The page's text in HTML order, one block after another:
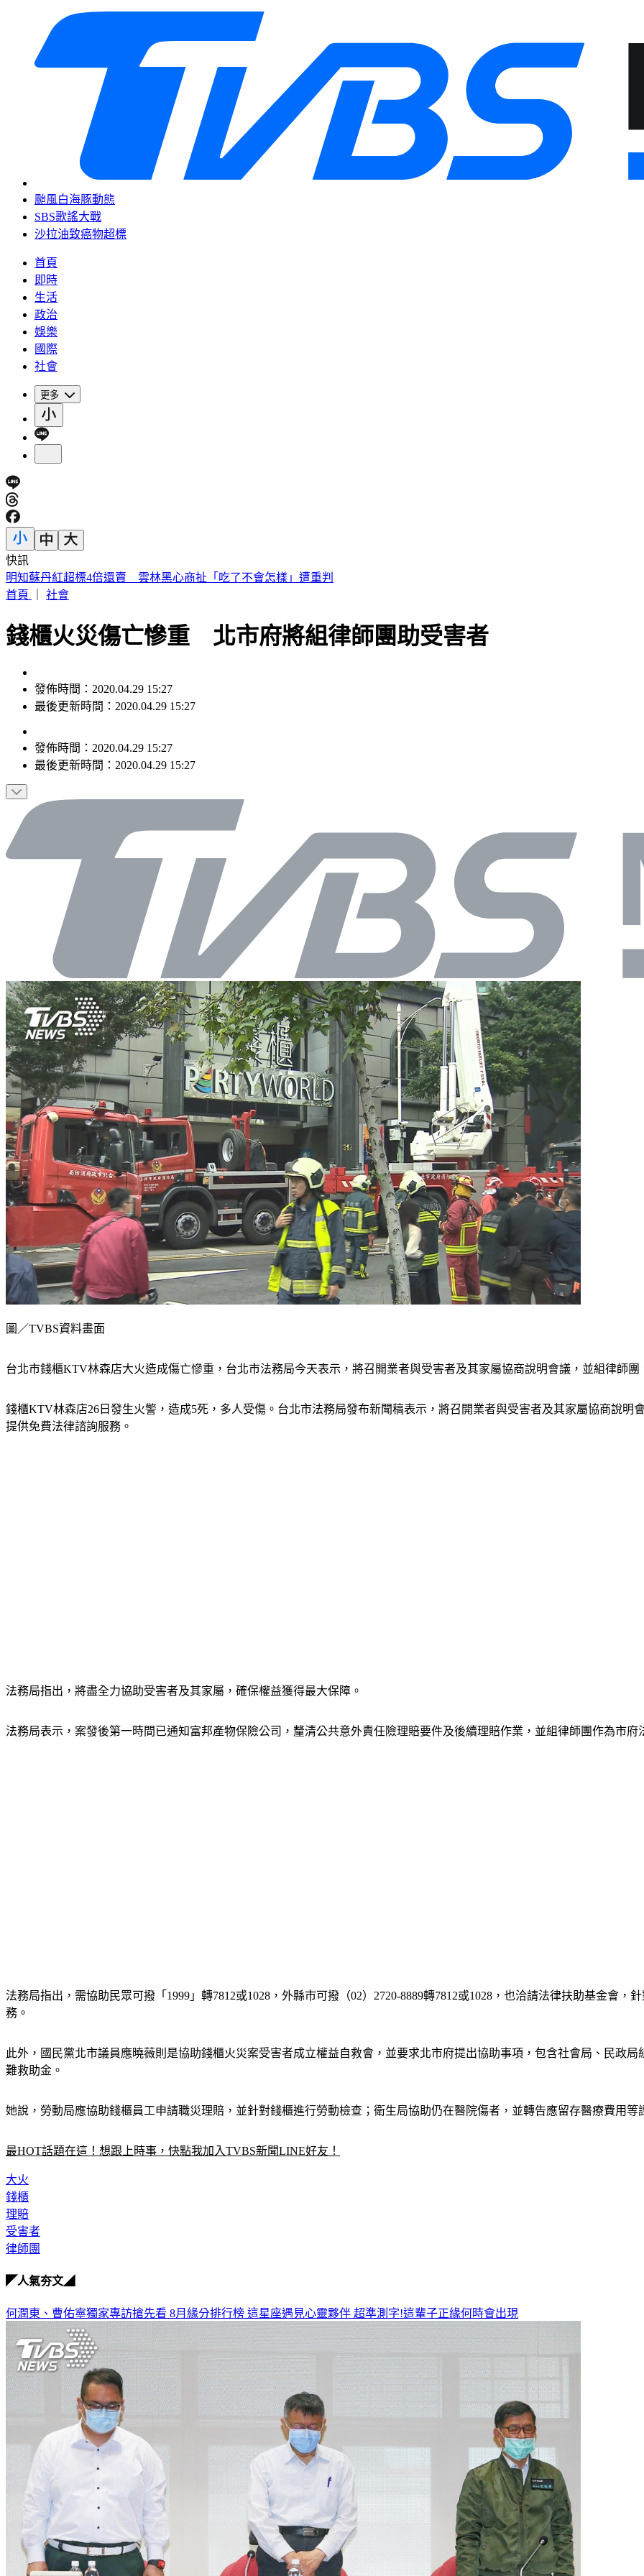
颱風白海豚動態
SBS歌謠大戰
沙拉油致癌物超標
首頁
即時
生活
政治
娛樂
國際
社會
更多
快訊
被選上國民法官該怎麼辦? 司法院廣告
首頁
社會
錢櫃火災傷亡慘重 北市府將組律師團助受害者
發佈時間：2020.04.29 15:27
最後更新時間：2020.04.29 15:27
發佈時間： 2020.04.29 15:27
最後更新時間： 2020.04.29 15:27
圖／TVBS資料畫面
台北市錢櫃KTV林森店大火造成傷亡慘重，台北市法務局今天表示，將召開業者與受害者及其家屬協商說明會議，並組律師
錢櫃KTV林森店26日發生火警，造成5死，多人受傷。台北市法務局發布新聞稿表示，將召開業者與受害者及其家屬協商說明
提供免費法律諮詢服務。
法務局指出，將盡全力協助受害者及其家屬，確保權益獲得最大保障。
法務局表示，案發後第一時間已通知富邦產物保險公司，釐清公共意外責任險理賠要件及後續理賠作業，並組律師團作為市府
法務局指出，需協助民眾可撥「1999」轉7812或1028，外縣市可撥（02）2720-8889轉7812或1028，也洽請法律扶助基金會
務。
此外，國民黨北市議員應曉薇則是協助錢櫃火災案受害者成立權益自救會，並要求北市府提出協助事項，包含社會局、民政
難救助金。
她說，勞動局應協助錢櫃員工申請職災理賠，並針對錢櫃進行勞動檢查；衛生局協助仍在醫院傷者，並轉告應留存醫療費用等
最HOT話題在這！想跟上時事，快點我加入TVBS新聞LINE好友！
大火
錢櫃
理賠
受害者
律師團
◤人氣夯文◢
何潤東、曹佑寧獨家專訪搶先看 8月緣分排行榜 這星座遇見心靈夥伴 超準測字!這輩子正緣何時會出現